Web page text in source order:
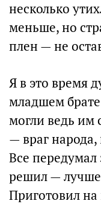
несколько
меньше, но
плен — не
Я в это время
младшем
могли ведь им
— враг народа,
Все передумал
решил —
Приготовил на